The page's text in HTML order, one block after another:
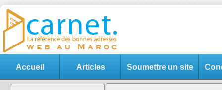
Accueil Articles Soumettre un site